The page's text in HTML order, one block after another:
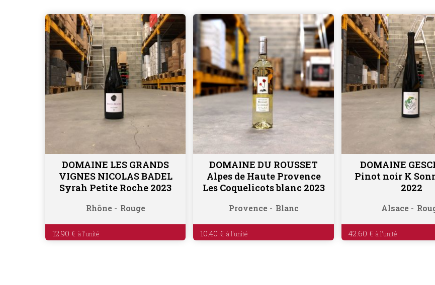
Ajouter au panier
DOMAINE LES GRANDS
VIGNES NICOLAS BADEL
Syrah Petite Roche 2023
Rhône Rouge
12.90 €
Ajouter au panier
DOMAINE DU ROUSSET
Alpes de Haute Provence
Les Coquelicots blanc 2023
Provence Blanc
10.40 €
Ajouter au
DOMAINE
Pinot noir K
2022
Alsace
42.60 €